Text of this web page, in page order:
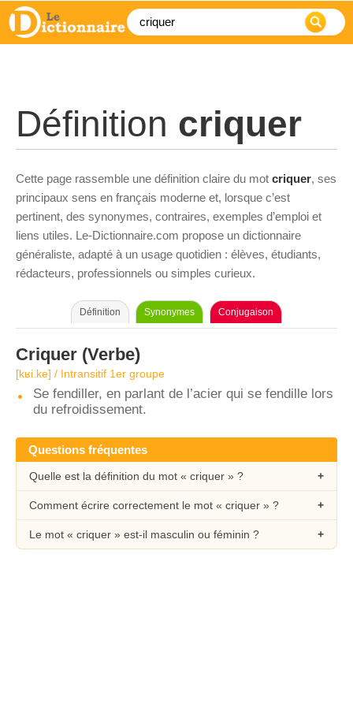
Définition criquer
Cette page rassemble une définition claire du mot criquer, ses
principaux sens en français moderne et, lorsque c’est
pertinent, des synonymes, contraires, exemples d’emploi et
liens utiles. Le-Dictionnaire.com propose un dictionnaire
généraliste, adapté à un usage quotidien : élèves, étudiants,
rédacteurs, professionnels ou simples curieux.
Définition Synonymes Conjugaison
Criquer (Verbe)
[kʁi.ke] / Intransitif 1er groupe
Se fendiller, en parlant de l’acier qui se fendille lors
du refroidissement.
Questions fréquentes
Quelle est la définition du mot « criquer » ?
Comment écrire correctement le mot « criquer » ?
Le mot « criquer » est-il masculin ou féminin ?